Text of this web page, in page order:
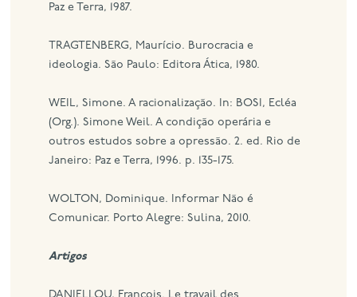
Paz e Terra, 1987.
TRAGTENBERG, Maurício. Burocracia e
ideologia. São Paulo: Editora Ática, 1980.
WEIL, Simone. A racionalização. In: BOSI, Ecléa
(Org.). Simone Weil. A condição operária e
outros estudos sobre a opressão. 2. ed. Rio de
Janeiro: Paz e Terra, 1996. p. 135-175.
WOLTON, Dominique. Informar Não é
Comunicar. Porto Alegre: Sulina, 2010.
Artigos